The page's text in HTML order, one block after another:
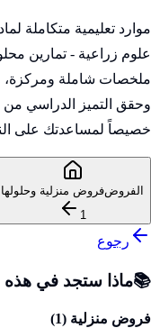
موارد تعليمية متكاملة
علوم زراعية - تمارين
ملخصات شاملة ومركزة،
وحقق التميز الدراسي
خصيصاً لمساعدتك على
الفروضفروض منزلية وحلولها
1
رجوع
📚ماذا ستجد في هذه
فروض منزلية (1
)